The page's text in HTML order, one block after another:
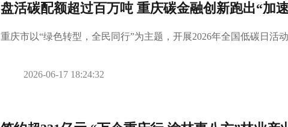
盘活碳配额超过百万吨 重庆碳金融创新跑出“加
重庆市以“绿色转型，全民同行”为主题，开展2026年全国低碳日活动
2026-06-17 18:24:32